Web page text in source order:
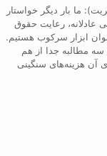
ما بار دیگر خواستار
عادلانه، رعایت حقوق
ابزار سرکوب هستیم.
سه مطالبه جدا از هم
آن هزینه‌های سنگینی